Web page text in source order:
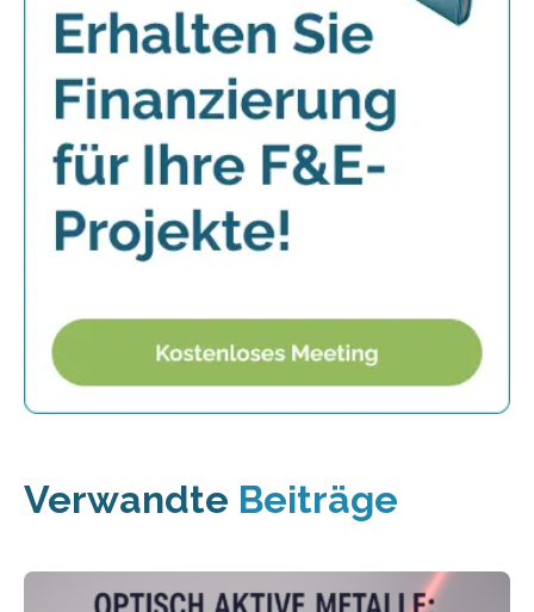
Verwandte Beiträge